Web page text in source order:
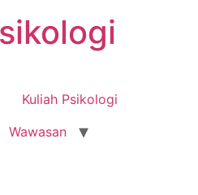
Kuliah Psikologi
Wawasan